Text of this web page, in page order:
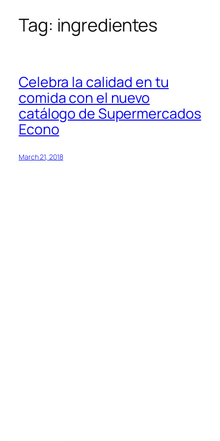
SkipTag: ingredientes
Celebra la calidad en tu
comida con el nuevo
catálogo de Supermercados
Econo
March 21, 2018